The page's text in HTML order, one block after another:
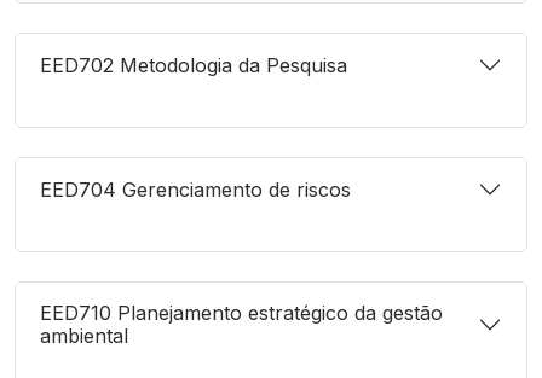
EED702 Metodologia da Pesquisa
EED704 Gerenciamento de riscos
EED710 Planejamento estratégico da gestão
ambiental